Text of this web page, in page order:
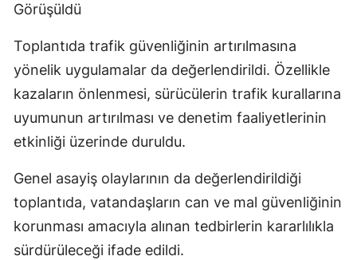
Görüşüldü
Toplantıda trafik güvenliğinin artırılmasına
yönelik uygulamalar da değerlendirildi. Özellikle
kazaların önlenmesi, sürücülerin trafik kurallarına
uyumunun artırılması ve denetim faaliyetlerinin
etkinliği üzerinde duruldu.
Genel asayiş olaylarının da değerlendirildiği
toplantıda, vatandaşların can ve mal güvenliğinin
korunması amacıyla alınan tedbirlerin kararlılıkla
sürdürüleceği ifade edildi.